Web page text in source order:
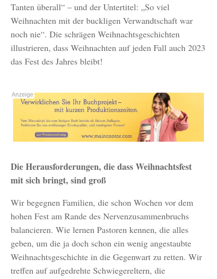
Tanten überall“ – und der Untertitel: „So viel
Weihnachten mit der buckligen Verwandtschaft war
noch nie“. Die schrägen Weihnachtsgeschichten
illustrieren, dass Weihnachten auf jeden Fall auch 2023
das Fest des Jahres bleibt!
Die Herausforderungen, die dass Weihnachtsfest
mit sich bringt, sind groß
Wir begegnen Familien, die schon Wochen vor dem
hohen Fest am Rande des Nervenzusammenbruchs
balancieren. Wie lernen Pastoren kennen, die alles
geben, um die ja doch schon ein wenig angestaubte
Weihnachtsgeschichte in die Gegenwart zu retten. Wir
treffen auf aufgedrehte Schwiegereltern, die